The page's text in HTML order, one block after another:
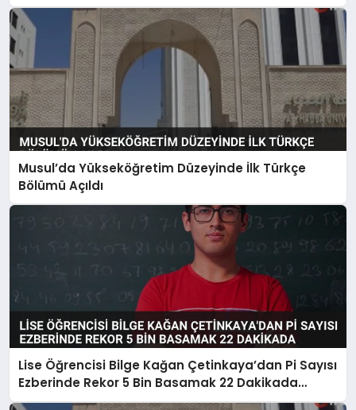
Musul’da Yükseköğretim Düzeyinde İlk Türkçe
Bölümü Açıldı
Lise Öğrencisi Bilge Kağan Çetinkaya’dan Pi Sayısı
Ezberinde Rekor 5 Bin Basamak 22 Dakikada
Okundu